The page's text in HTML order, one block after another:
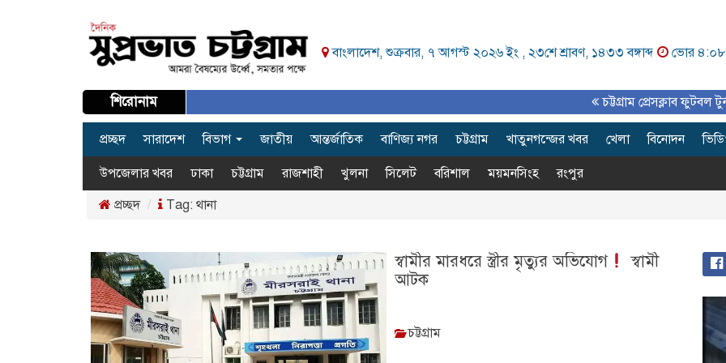
বাংলাদেশ, শুক্রবার, ৭ আগস্ট ২০২৬ ইং , ২৩শে শ্রাবণ, ১৪৩৩ বঙ্গাব্দ ভোর ৪:০৮
শিরোনাম চট্টগ্রাম প্রেসক্লাব ফুটবল
প্রচ্ছদ সারাদেশ বিভাগ জাতীয় আন্তর্জাতিক বাণিজ্য নগর চট্টগ্রাম খাতুনগন্জের খবর খেলা বিনোদন
উপজেলার খবর ঢাকা চট্টগ্রাম রাজশাহী খুলনা সিলেট বরিশাল ময়মনসিংহ
রংপুর
প্রচ্ছদ
Tag: থানা
স্বামীর মারধরে স্ত্রীর মৃত্যুর অভিযোগ
স্বামী
আটক
চট্টগ্রাম